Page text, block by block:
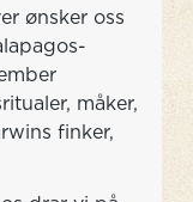
ønsker oss
måker,
finker,